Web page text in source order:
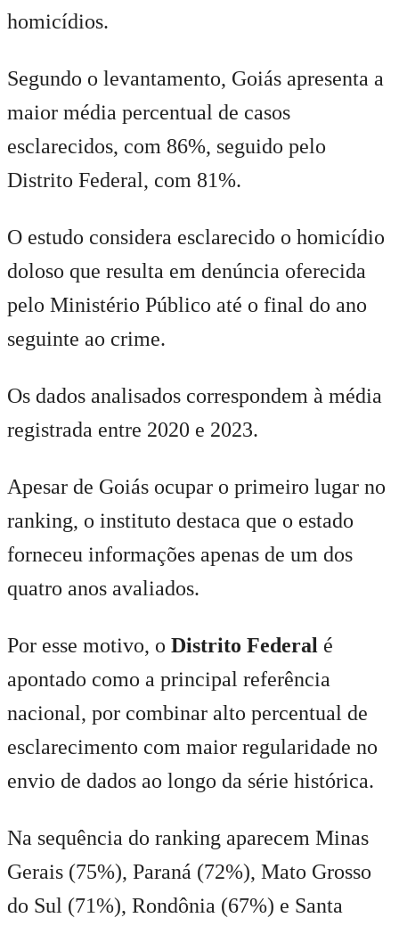
homicídios.
Segundo o levantamento, Goiás apresenta a
maior média percentual de casos
esclarecidos, com 86%, seguido pelo
Distrito Federal, com 81%.
O estudo considera esclarecido o homicídio
doloso que resulta em denúncia oferecida
pelo Ministério Público até o final do ano
seguinte ao crime.
Os dados analisados correspondem à média
registrada entre 2020 e 2023.
Apesar de Goiás ocupar o primeiro lugar no
ranking, o instituto destaca que o estado
forneceu informações apenas de um dos
quatro anos avaliados.
Por esse motivo, o Distrito Federal é
apontado como a principal referência
nacional, por combinar alto percentual de
esclarecimento com maior regularidade no
envio de dados ao longo da série histórica.
Na sequência do ranking aparecem Minas
Gerais (75%), Paraná (72%), Mato Grosso
do Sul (71%), Rondônia (67%) e Santa